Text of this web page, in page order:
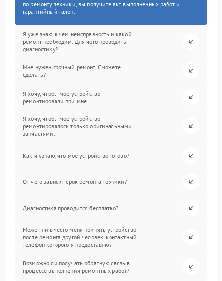
по ремонту техники, вы получите акт выполненных работ и
гарантийный талон.
Я уже знаю в чем неисправность и какой
ремонт необходим. Для чего проводить
диагностику?
Мне нужен срочный ремонт. Сможете
сделать?
Я хочу, чтобы мое устройство
ремонтировали при мне.
Я хочу, чтобы мое устройство
ремонтировалось только оригинальными
запчастями.
Как я узнаю, что мое устройство готово?
От чего зависит срок ремонта техники?
Диагностика проводится бесплатно?
Может ли вместо меня принять устройство
после ремонта другой человек, контактный
телефон которого я предоставлю?
Возможно ли получать обратную связь в
процессе выполнения ремонтных работ?